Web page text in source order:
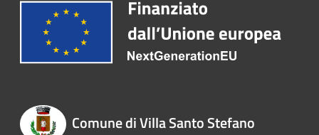
Comune di Villa Santo Stefano